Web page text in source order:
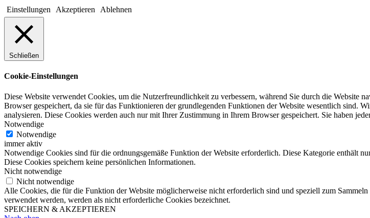
Einstellungen Akzeptieren Ablehnen
Schließen
Cookie-Einstellungen
Diese Website verwendet Cookies, um die Nutzerfreundlichkeit zu verbessern, während Sie durch die Website
Browser gespeichert, da sie für das Funktionieren der grundlegenden Funktionen der Website wesentlich
analysieren. Diese Cookies werden auch nur mit Ihrer Zustimmung in Ihrem Browser gespeichert. Sie haben
Notwendige
Notwendige
immer aktiv
Notwendige Cookies sind für die ordnungsgemäße Funktion der Website erforderlich. Diese Kategorie enthält
Diese Cookies speichern keine persönlichen Informationen.
Nicht notwendige
Nicht notwendige
Alle Cookies, die für die Funktion der Website möglicherweise nicht erforderlich sind und speziell zum
verwendet werden, werden als nicht erforderliche Cookies bezeichnet.
SPEICHERN & AKZEPTIEREN